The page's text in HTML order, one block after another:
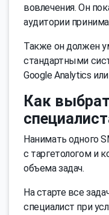
вовлечения. Он
аудитории
Также он должен
стандартными
Google Analytics
Как
Нанимать одного
с таргетологом и
объема задач.
На старте все
специалист при